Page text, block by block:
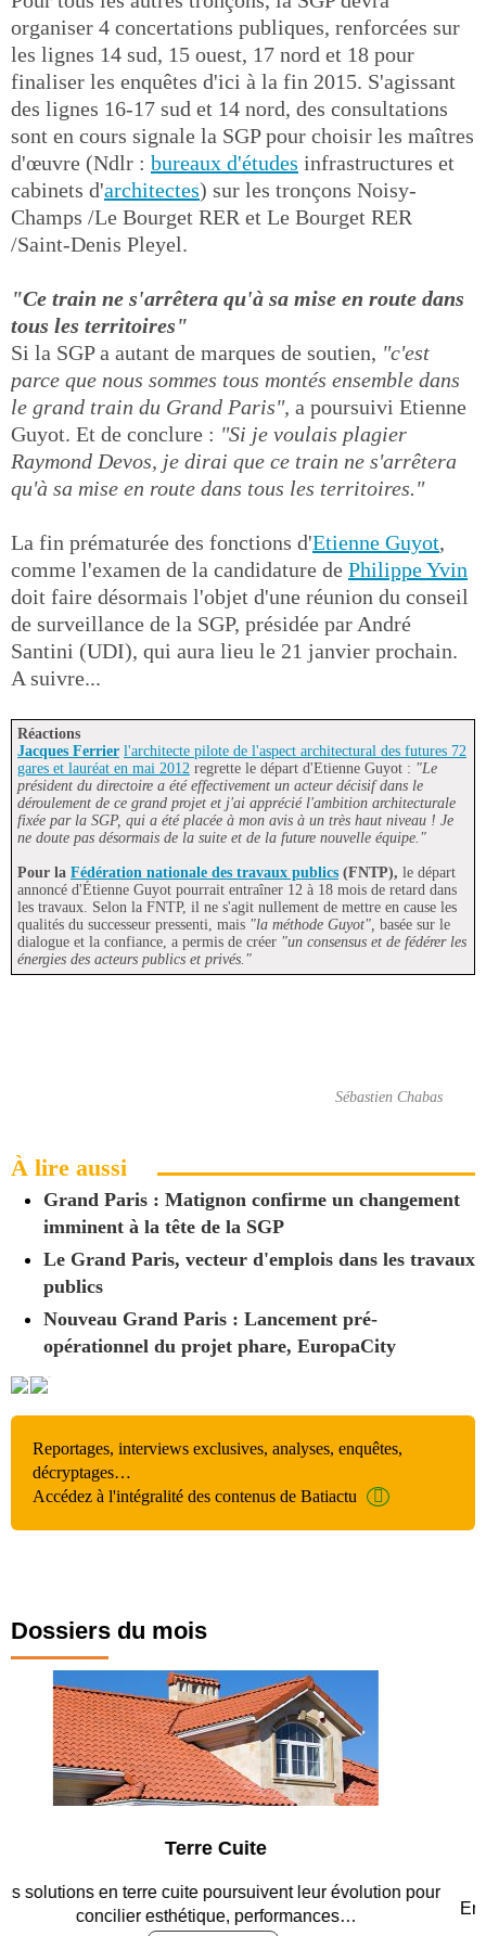
organiser 4 concertations publiques, renforcées sur
les lignes 14 sud, 15 ouest, 17 nord et 18 pour
finaliser les enquêtes d'ici à la fin 2015. S'agissant
des lignes 16-17 sud et 14 nord, des consultations
sont en cours signale la SGP pour choisir les maîtres
d'œuvre (Ndlr : bureaux d'études infrastructures et
cabinets d'architectes) sur les tronçons Noisy-
Champs /Le Bourget RER et Le Bourget RER
/Saint-Denis Pleyel.
"Ce train ne s'arrêtera qu'à sa mise en route dans
tous les territoires"
Si la SGP a autant de marques de soutien, "c'est
parce que nous sommes tous montés ensemble dans
le grand train du Grand Paris", a poursuivi Etienne
Guyot. Et de conclure : "Si je voulais plagier
Raymond Devos, je dirai que ce train ne s'arrêtera
qu'à sa mise en route dans tous les territoires."
La fin prématurée des fonctions d'Etienne Guyot,
comme l'examen de la candidature de Philippe Yvin
doit faire désormais l'objet d'une réunion du conseil
de surveillance de la SGP, présidée par André
Santini (UDI), qui aura lieu le 21 janvier prochain.
A suivre...
Réactions
Jacques Ferrier l'architecte pilote de l'aspect architectural des futures 72
gares et lauréat en mai 2012 regrette le départ d'Etienne Guyot : "Le
président du directoire a été effectivement un acteur décisif dans le
déroulement de ce grand projet et j'ai apprécié l'ambition architecturale
fixée par la SGP, qui a été placée à mon avis à un très haut niveau ! Je
ne doute pas désormais de la suite et de la future nouvelle équipe."
Pour la Fédération nationale des travaux publics (FNTP), le départ
annoncé d'Étienne Guyot pourrait entraîner 12 à 18 mois de retard dans
les travaux. Selon la FNTP, il ne s'agit nullement de mettre en cause les
qualités du successeur pressenti, mais "la méthode Guyot", basée sur le
dialogue et la confiance, a permis de créer "un consensus et de fédérer les
énergies des acteurs publics et privés."
Sébastien Chabas
À lire aussi
Grand Paris : Matignon confirme un changement
imminent à la tête de la SGP
Le Grand Paris, vecteur d'emplois dans les travaux
publics
Nouveau Grand Paris : Lancement pré-
opérationnel du projet phare, EuropaCity
Reportages, interviews exclusives, analyses, enquêtes,
décryptages…
Accédez à l'intégralité des contenus de Batiactu
Dossiers du mois
Entre circulation, sécurisation des accès, durabilité des
revêtements et intégration…